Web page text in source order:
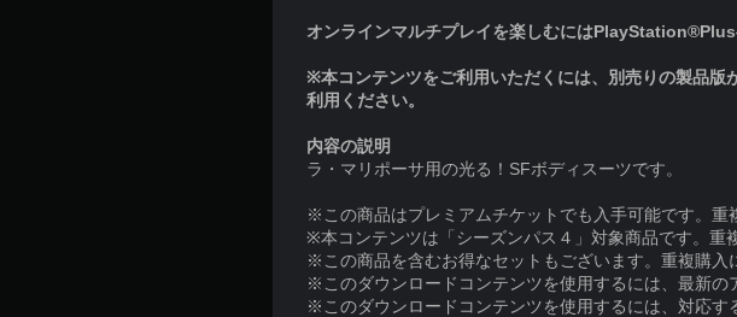
オンラインマルチプレイを楽しむにはPlayStation®Plus
※本コンテンツをご利用いただくには、別売りの製品版
利用ください。
内容の説明
ラ・マリポーサ用の光る！SFボディスーツです。
※この商品はプレミアムチケットでも入手可能です。重
※本コンテンツは「シーズンパス４」対象商品です。重
※この商品を含むお得なセットもございます。重複購入
※このダウンロードコンテンツを使用するには、最新の
※このダウンロードコンテンツを使用するには、対応す